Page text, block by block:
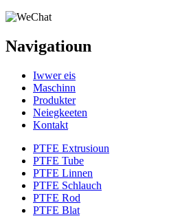
Navigatioun
Iwwer eis
Maschinn
Produkter
Neiegkeeten
Kontakt
PTFE Extrusioun
PTFE Tube
PTFE Linnen
PTFE Schlauch
PTFE Rod
PTFE Blat